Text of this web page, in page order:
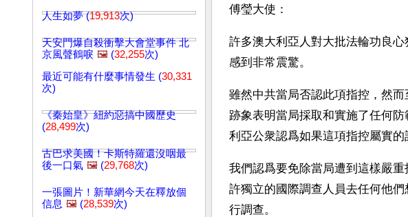
人生如夢 (19,913次)
天安門爆自殺衝擊大會堂事件 北
京風聲鶴唳 🖼️ (32,255次)
最近可能有什麼事情發生 (30,331
次)
《秦始皇》紐約惡搞中國歷史
(28,499次)
古巴求美國！卡斯特羅還沒咽最
後一口氣 🖼️ (29,768次)
一張圖片！新華網今天在釋放個
信息 🖼️ (28,539次)
傅瑩大使：
許多澳大利亞人對大批法輪功良
感到非常震驚。
雖然中共當局否認此項指控，然
跡象表明當局採取和實施了任何
利亞公衆認爲如果這項指控屬實
我們認爲要免除當局遭到這樣嚴
許獨立的國際調查人員去任何他
行調查。